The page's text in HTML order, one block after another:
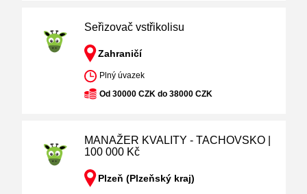
Seřizovač vstřikolisu
Zahraničí
Plný úvazek
Od 30000 CZK do 38000 CZK
MANAŽER KVALITY - TACHOVSKO |
100 000 Kč
Plzeň (Plzeňský kraj)